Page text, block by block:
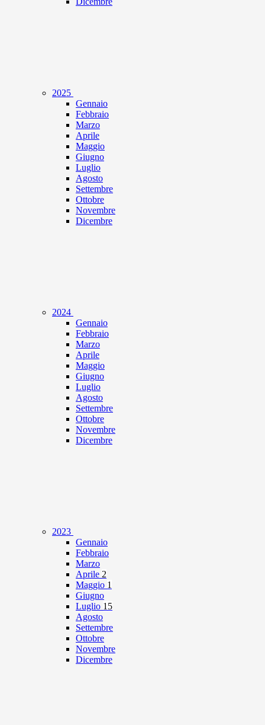
2025
Gennaio
Febbraio
Marzo
Aprile
Maggio
Giugno
Luglio
Agosto
Settembre
Ottobre
Novembre
Dicembre
2024
Gennaio
Febbraio
Marzo
Aprile
Maggio
Giugno
Luglio
Agosto
Settembre
Ottobre
Novembre
Dicembre
2023
Gennaio
Febbraio
Marzo
Aprile 2
Maggio 1
Giugno
Luglio 15
Agosto
Settembre
Ottobre
Novembre
Dicembre